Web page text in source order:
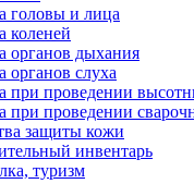
головы и лица
коленей
органов дыхания
органов слуха
при проведении
при проведении
защиты кожи
инвентарь
туризм